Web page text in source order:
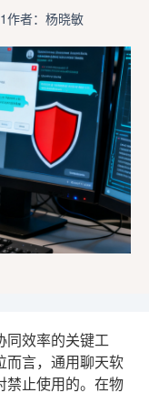
作者：杨晓敏
同效率的关键工
而言，通用聊天软
禁止使用的。在物